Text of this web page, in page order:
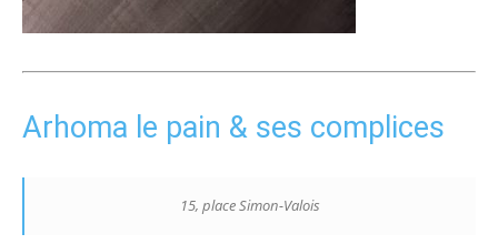
Arhoma le pain & ses complices
15, place Simon-Valois